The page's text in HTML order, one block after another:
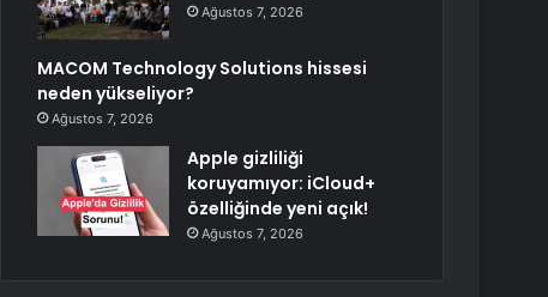
Ağustos 7, 2026
MACOM Technology Solutions hissesi
neden yükseliyor?
Ağustos 7, 2026
Apple gizliliği
koruyamıyor: iCloud+
özelliğinde yeni açık!
Ağustos 7, 2026